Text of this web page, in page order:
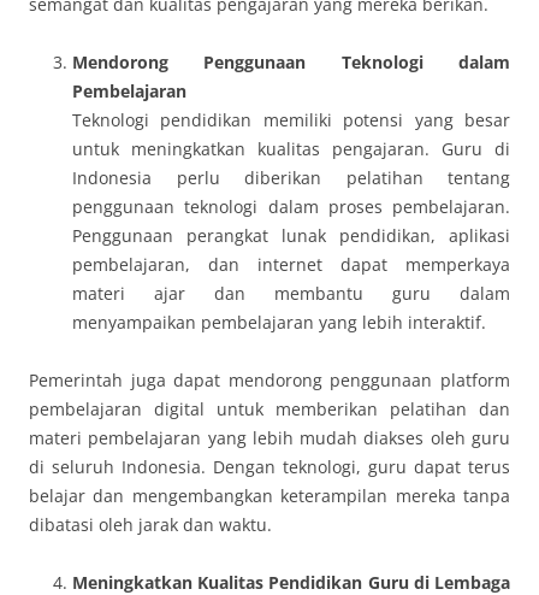
Mendorong Penggunaan Teknologi dalam
Pembelajaran
Teknologi pendidikan memiliki potensi yang besar
untuk meningkatkan kualitas pengajaran. Guru di
Indonesia perlu diberikan pelatihan tentang
penggunaan teknologi dalam proses pembelajaran.
Penggunaan perangkat lunak pendidikan, aplikasi
pembelajaran, dan internet dapat memperkaya
materi ajar dan membantu guru dalam
menyampaikan pembelajaran yang lebih interaktif.
Pemerintah juga dapat mendorong penggunaan platform
pembelajaran digital untuk memberikan pelatihan dan
materi pembelajaran yang lebih mudah diakses oleh guru
di seluruh Indonesia. Dengan teknologi, guru dapat terus
belajar dan mengembangkan keterampilan mereka tanpa
dibatasi oleh jarak dan waktu.
Meningkatkan Kualitas Pendidikan Guru di Lembaga